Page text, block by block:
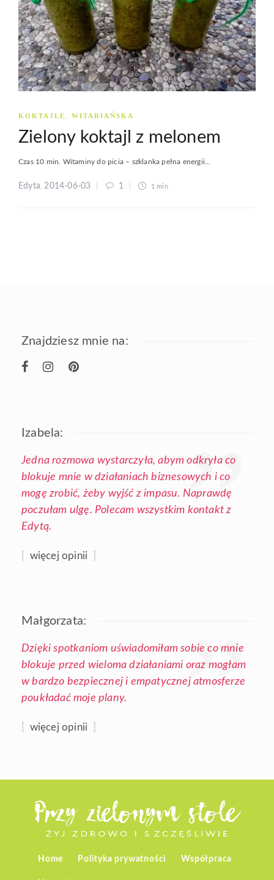
KOKTAJLE WITARIAŃSKA
Zielony koktajl z melonem
Czas 10 min. Witaminy do picia – szklanka pełna energii...
Edyta 2014-06-03 1 1 min
Znajdziesz mnie na:
Izabela:
Jedna rozmowa wystarczyła, abym odkryła co
blokuje mnie w działaniach biznesowych i co
mogę zrobić, żeby wyjść z impasu. Naprawdę
poczułam ulgę. Polecam wszystkim kontakt z
Edytą.
więcej opinii
Małgorzata:
Dzięki spotkaniom uświadomiłam sobie co mnie
blokuje przed wieloma działaniami oraz mogłam
w bardzo bezpiecznej i empatycznej atmosferze
poukładać moje plany.
więcej opinii
Home Polityka prywatności Współpraca